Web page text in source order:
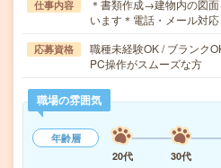
仕事内容
＊書類作成→建物内の図
います＊電話・メール対
応募資格
職種未経験OK / ブランク
PC操作がスムーズな方
職場の雰囲気
年齢層
20代
30代